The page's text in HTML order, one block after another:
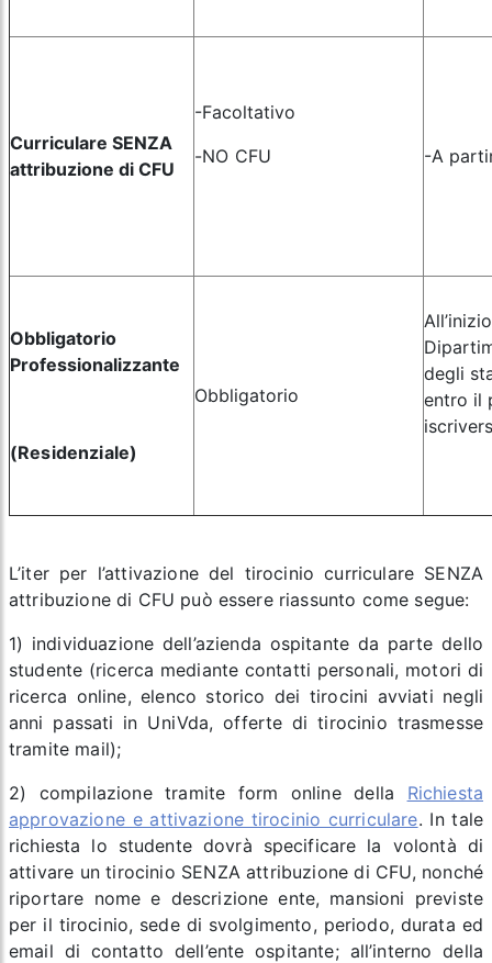
Curriculare SENZA
attribuzione di CFU
-Facoltativo
-NO CFU
-A
Obbligatorio
Professionalizzante
(Residenziale)
Obbligatorio
degli
entro il
L’iter per l’attivazione del tirocinio curriculare SENZA
attribuzione di CFU può essere riassunto come segue:
1) individuazione dell’azienda ospitante da parte dello
studente (ricerca mediante contatti personali, motori di
ricerca online, elenco storico dei tirocini avviati negli
anni passati in UniVda, offerte di tirocinio trasmesse
tramite mail);
2) compilazione tramite form online della Richiesta
approvazione e attivazione tirocinio curriculare. In tale
richiesta lo studente dovrà specificare la volontà di
attivare un tirocinio SENZA attribuzione di CFU, nonché
riportare nome e descrizione ente, mansioni previste
per il tirocinio, sede di svolgimento, periodo, durata ed
email di contatto dell’ente ospitante; all’interno della